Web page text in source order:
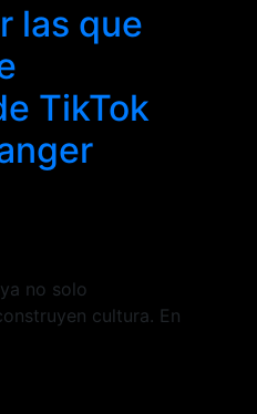
las que
TikTok
no solo
cultura. En